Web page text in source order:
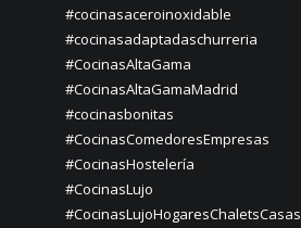
#cocinasaceroinoxidable
#cocinasadaptadaschurreria
#CocinasAltaGama
#CocinasAltaGamaMadrid
#cocinasbonitas
#CocinasComedoresEmpresas
#CocinasHostelería
#CocinasLujo
#CocinasLujoHogaresChaletsCasas